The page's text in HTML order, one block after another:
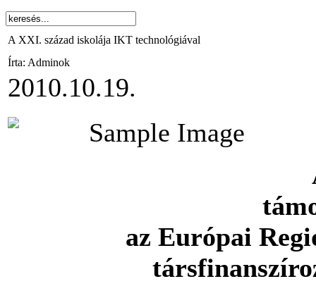
A XXI. század iskolája IKT technológiával
Írta: Adminok
2010.10.19.
az Európai